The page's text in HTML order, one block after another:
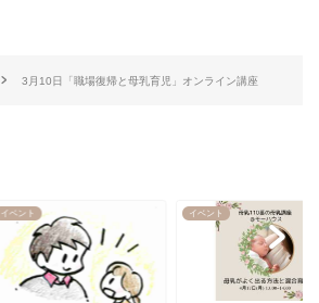
3月10日「職場復帰と母乳育児」オンライン講座
イベント イベント